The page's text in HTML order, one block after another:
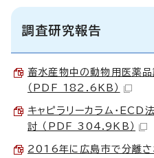
調査研究報告
畜水産物中の動物用医薬
（PDF 182.6KB）
キャピラリーカラム・
討 （PDF 304.9KB）
2016年に広島市で分離さ